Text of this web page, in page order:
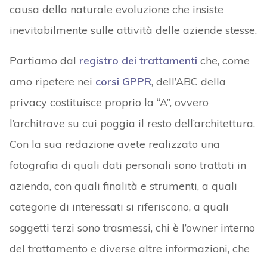
causa della naturale evoluzione che insiste
inevitabilmente sulle attività delle aziende stesse.
Partiamo dal registro dei trattamenti che, come
amo ripetere nei corsi GPPR, dell’ABC della
privacy costituisce proprio la “A”, ovvero
l’architrave su cui poggia il resto dell’architettura.
Con la sua redazione avete realizzato una
fotografia di quali dati personali sono trattati in
azienda, con quali finalità e strumenti, a quali
categorie di interessati si riferiscono, a quali
soggetti terzi sono trasmessi, chi è l’owner interno
del trattamento e diverse altre informazioni, che